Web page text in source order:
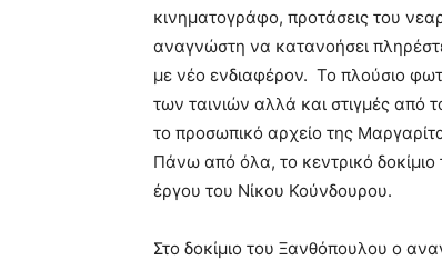
κινηματογράφο, προτάσεις του
αναγνώστη να κατανοήσει
με νέο ενδιαφέρον. Το πλούσιο
των ταινιών αλλά και στιγμές από
το προσωπικό αρχείο της
Πάνω από όλα, το κεντρικό
έργου του Νίκου Κούνδουρου.
Στο δοκίμιο του Ξανθόπουλου ο